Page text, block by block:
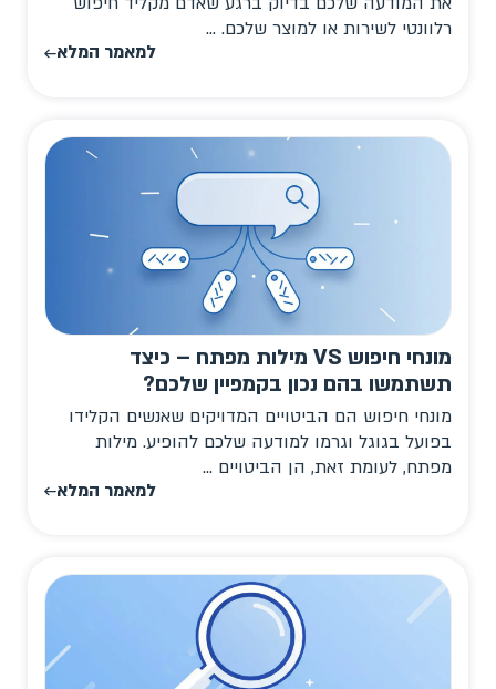
רלוונטי לשירות או למוצר שלכם. ...
למאמר המלא
מונחי חיפוש VS מילות מפתח – כיצד
תשתמשו בהם נכון בקמפיין שלכם?
מונחי חיפוש הם הביטויים המדויקים שאנשים הקלידו
בפועל בגוגל וגרמו למודעה שלכם להופיע. מילות
מפתח, לעומת זאת, הן הביטויים ...
למאמר המלא